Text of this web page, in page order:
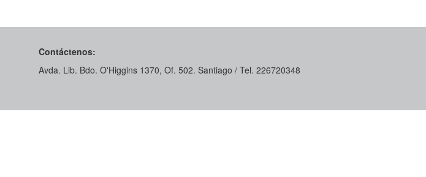
Contáctenos:
Avda. Lib. Bdo. O'Higgins 1370, Of. 502. Santiago / Tel. 226720348